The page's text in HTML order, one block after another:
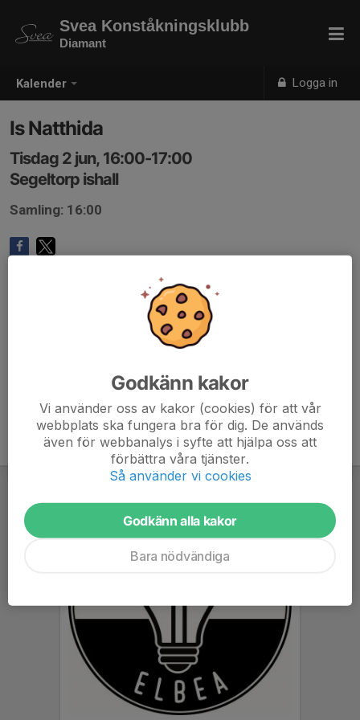
Kalender Logga in
Svea Konståkningsklubb
Diamant
Is Natthida
Tisdag 2 jun, 16:00-17:00
Segeltorp ishall
Samling: 16:00
Godkänn kakor
Vi använder oss av kakor (cookies) för att vår
webbplats ska fungera bra för dig. De används
även för webbanalys i syfte att hjälpa oss att
förbättra våra tjänster.
Så använder vi cookies
Godkänn alla kakor
Bara nödvändiga